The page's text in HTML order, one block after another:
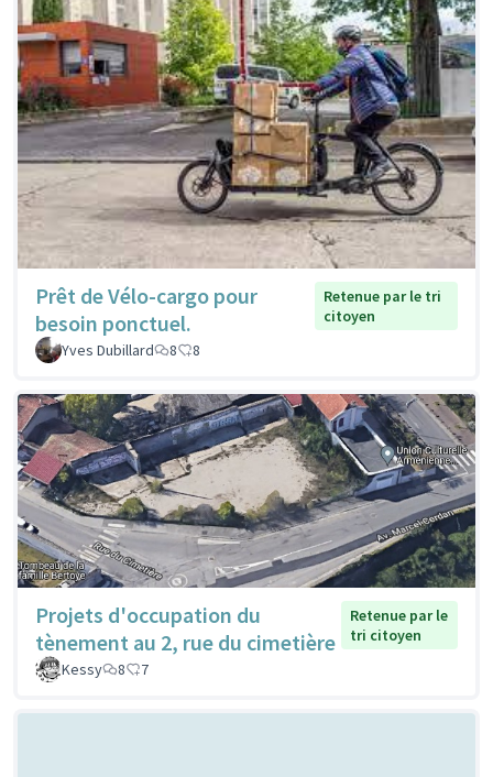
Prêt de Vélo-cargo pour
besoin ponctuel.
Retenue par le tri
citoyen
Yves Dubillard
8 8
Projets d'occupation du
tènement au 2, rue du cimetière
Retenue par le
tri citoyen
Kessy
8 7